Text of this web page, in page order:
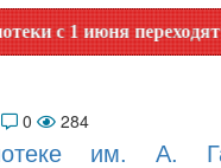
переходят на летний
0 284
им. А.